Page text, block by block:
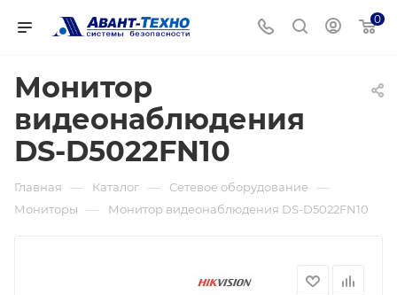
0
Монитор
видеонаблюдения
DS-D5022FN10
Главная — Каталог — Сетевое оборудование —
Мониторы — Монитор видеонаблюдения DS-D5022FN10